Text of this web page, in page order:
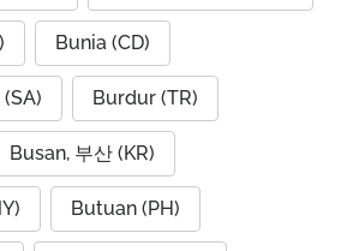
Bunia (CD)
Buraydah, بريدة (SA) Burdur (TR)
Busan, 부산 (KR)
Butuan (PH)